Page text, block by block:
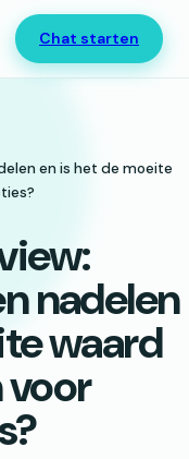
Chat starten
en is het de moeite
nadelen
waard